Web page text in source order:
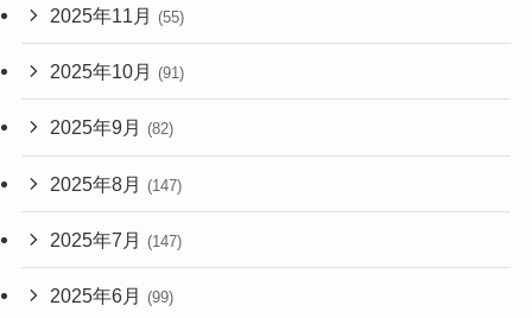
2025年11月 (55)
2025年10月 (91)
2025年9月 (82)
2025年8月 (147)
2025年7月 (147)
2025年6月 (99)